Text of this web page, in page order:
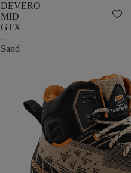
DEVERO
MID
GTX
-
Sand